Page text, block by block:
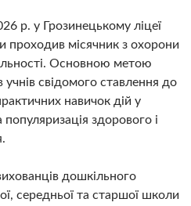
р. у Грозинецькому ліцеї
проходив місячник з охорони
Основною метою
свідомого ставлення до
навичок дій у
здорового і
дошкільного
середньої та старшої школи